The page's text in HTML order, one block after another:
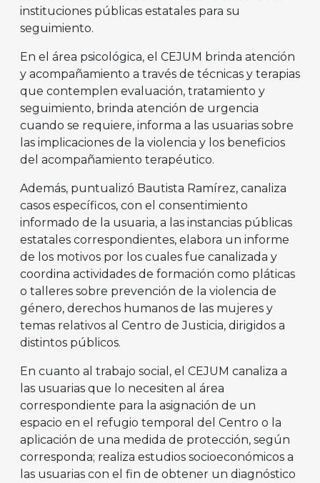
instituciones públicas estatales para su
seguimiento.
En el área psicológica, el CEJUM brinda atención
y acompañamiento a través de técnicas y terapias
que contemplen evaluación, tratamiento y
seguimiento, brinda atención de urgencia
cuando se requiere, informa a las usuarias sobre
las implicaciones de la violencia y los beneficios
del acompañamiento terapéutico.
Además, puntualizó Bautista Ramírez, canaliza
casos específicos, con el consentimiento
informado de la usuaria, a las instancias públicas
estatales correspondientes, elabora un informe
de los motivos por los cuales fue canalizada y
coordina actividades de formación como pláticas
o talleres sobre prevención de la violencia de
género, derechos humanos de las mujeres y
temas relativos al Centro de Justicia, dirigidos a
distintos públicos.
En cuanto al trabajo social, el CEJUM canaliza a
las usuarias que lo necesiten al área
correspondiente para la asignación de un
espacio en el refugio temporal del Centro o la
aplicación de una medida de protección, según
corresponda; realiza estudios socioeconómicos a
las usuarias con el fin de obtener un diagnóstico